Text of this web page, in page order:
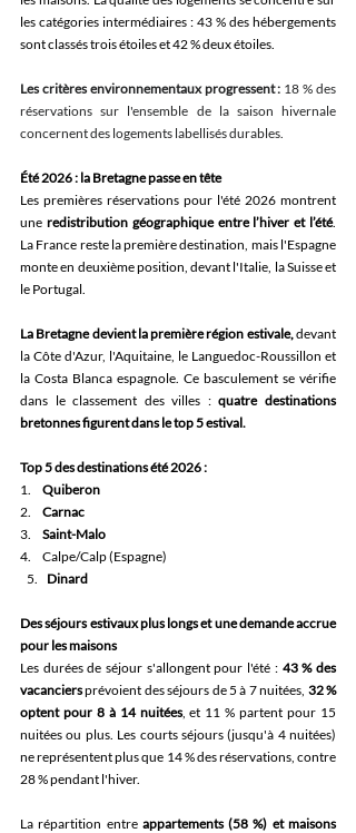
les catégories intermédiaires : 43 % des hébergements
sont classés trois étoiles et 42 % deux étoiles.
Les critères environnementaux progressent : 18 % des
réservations sur l'ensemble de la saison hivernale
concernent des logements labellisés durables.
Été 2026 : la Bretagne passe en tête
Les premières réservations pour l'été 2026 montrent
une redistribution géographique entre l’hiver et l’été.
La France reste la première destination, mais l'Espagne
monte en deuxième position, devant l'Italie, la Suisse et
le Portugal.
La Bretagne devient la première région estivale, devant
la Côte d'Azur, l'Aquitaine, le Languedoc-Roussillon et
la Costa Blanca espagnole. Ce basculement se vérifie
dans le classement des villes : quatre destinations
bretonnes figurent dans le top 5 estival.
Top 5 des destinations été 2026 :
1. Quiberon
2. Carnac
3. Saint-Malo
4.     Calpe/Calp (Espagne)
Dinard
Des séjours estivaux plus longs et une demande accrue
pour les maisons
Les durées de séjour s'allongent pour l'été : 43 % des
vacanciers prévoient des séjours de 5 à 7 nuitées, 32 %
optent pour 8 à 14 nuitées, et 11 % partent pour 15
nuitées ou plus. Les courts séjours (jusqu'à 4 nuitées)
ne représentent plus que 14 % des réservations, contre
28 % pendant l'hiver.
La répartition entre appartements (58 %) et maisons